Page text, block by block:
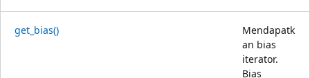
get_bias()
Mendapatk
an bias
iterator.
Bias